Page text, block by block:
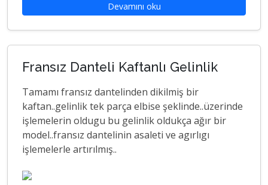
Devamını oku
Fransız Danteli Kaftanlı Gelinlik
Tamamı fransız dantelinden dikilmiş bir
kaftan..gelinlik tek parça elbise şeklinde..üzerinde
işlemelerin oldugu bu gelinlik oldukça ağır bir
model..fransız dantelinin asaleti ve agırlıgı
işlemelerle artırılmış..